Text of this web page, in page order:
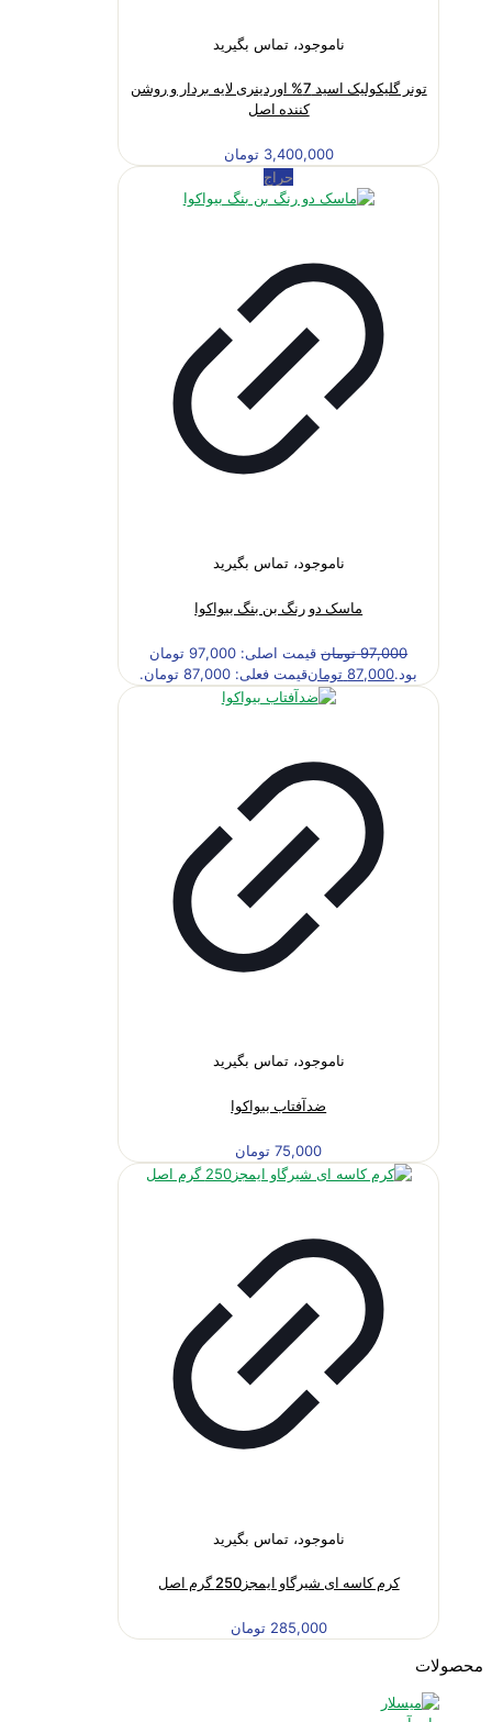
ناموجود، تماس بگیرید
تونر گلیکولیک اسید 7% اوردینری لایه بردار و روشن
کننده اصل
3,400,000 تومان
حراج
ناموجود، تماس بگیرید
ماسک دو رنگ بن بنگ بیواکوا
97,000 تومان
قیمت اصلی: 97,000 تومان
بود.87,000 تومانقیمت فعلی: 87,000 تومان.
ناموجود، تماس بگیرید
ضدآفتاب بیواکوا
75,000 تومان
ناموجود، تماس بگیرید
کرم کاسه ای شیرگاو ایمجز250 گرم اصل
285,000 تومان
محصولات